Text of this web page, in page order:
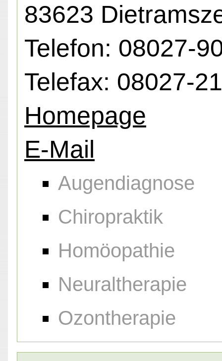
83623
Telefon: 08027-
Telefax: 08027-
Homepage
E-Mail
Augendiagnose
Chiropraktik
Homöopathie
Neuraltherapie
Ozontherapie